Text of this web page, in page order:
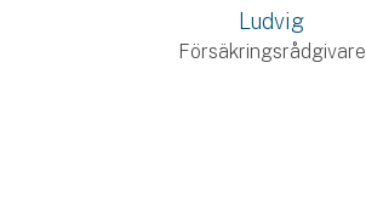
Ludvig
Försäkringsrådgivare